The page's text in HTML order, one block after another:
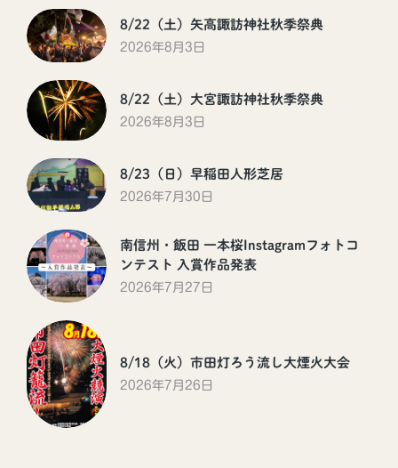
8/22（土）矢高諏訪神社秋季祭典
2026年8月3日
8/22（土）大宮諏訪神社秋季祭典
2026年8月3日
8/23（日）早稲田人形芝居
2026年7月30日
南信州・飯田 一本桜Instagramフォトコ
ンテスト 入賞作品発表
2026年7月27日
8/18（火）市田灯ろう流し大煙火大会
2026年7月26日